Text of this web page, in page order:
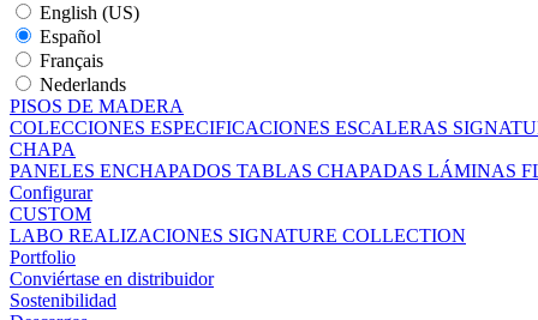
English (US)
Español
Français
Nederlands
PISOS DE MADERA
COLECCIONES ESPECIFICACIONES ESCALERAS
CHAPA
PANELES ENCHAPADOS TABLAS CHAPADAS LÁMINAS
Configurar
CUSTOM
LABO REALIZACIONES SIGNATURE COLLECTION
Portfolio
Conviértase en distribuidor
Sostenibilidad